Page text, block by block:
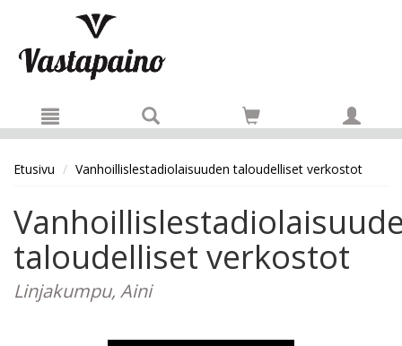
Etusivu Vanhoillislestadiolaisuuden taloudelliset verkostot
taloudelliset verkostot
Linjakumpu, Aini